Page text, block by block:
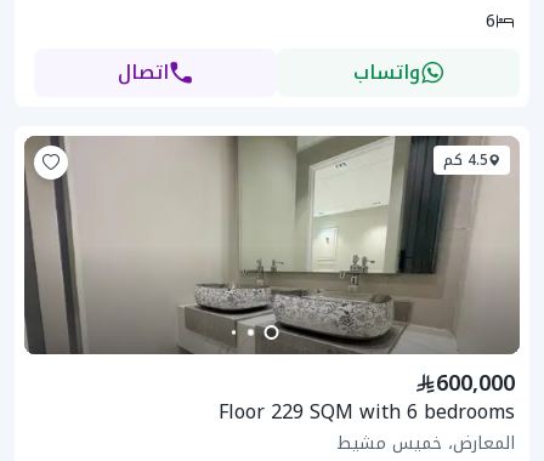
6
واتساب اتصال
4.5 كم
600,000
Floor 229 SQM with 6 bedrooms
المعارض، خميس مشيط